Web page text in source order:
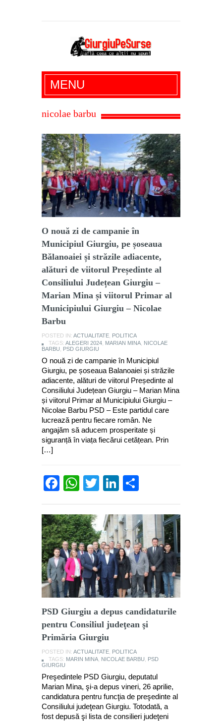
Giurgiu Pe Surse – actualitate giurgiu,
administratie giurgiu, stiri politice, social
economic, editoriale giurgiu, dezvaluiri,
MENU
nicolae barbu
O nouă zi de campanie în
Municipiul Giurgiu, pe șoseaua
Bălanoaiei și străzile adiacente,
alături de viitorul Președinte al
Consiliului Județean Giurgiu –
Marian Mina și viitorul Primar al
Municipiului Giurgiu – Nicolae
Barbu
POSTED IN: ACTUALITATE POLITICA
TAGS: ALEGERI 2024 MARIAN MINA NICOLAE
BARBU
PSD GIURGIU
O nouă zi de campanie în Municipiul
Giurgiu, pe șoseaua Balanoaiei și străzile
adiacente, alături de viitorul Președinte al
Consiliului Județean Giurgiu – Marian Mina
și viitorul Primar al Municipiului Giurgiu –
Nicolae Barbu PSD – Este partidul care
lucrează pentru fiecare român. Ne
angajăm să aducem prosperitate și
siguranță în viața fiecărui cetățean. Prin
[…]
Facebook
WhatsApp
TwitterLinkedIn
PSD Giurgiu a depus candidaturile
pentru Consiliul judeţean şi
Primăria Giurgiu
POSTED IN: ACTUALITATE POLITICA
TAGS: MARIN MINA NICOLAE BARBU
PSD
GIURGIU
Preşedintele PSD Giurgiu, deputatul
Marian Mina, şi-a depus vineri, 26 aprilie,
candidatura pentru funcţia de preşedinte al
Consiliului judeţean Giurgiu. Totodată, a
fost depusă şi lista de consilieri judeţeni